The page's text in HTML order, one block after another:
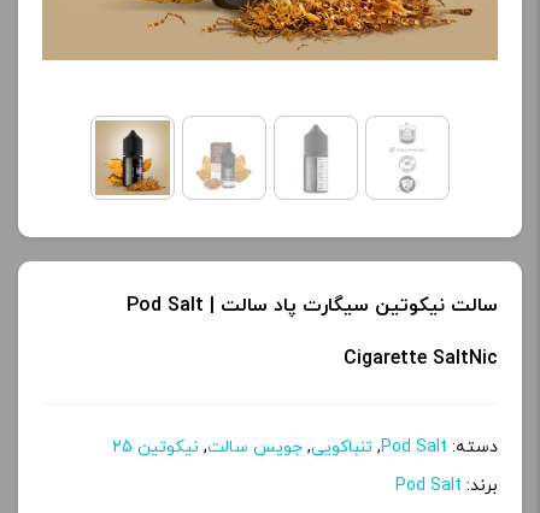
قیمت: 13 ساعت پیش
تمامی قیمت ها بروز
افزودن به سبد خرید
هستند.
افزودن به سبد خرید
ک
سالت نیکوتین سیگارت پاد سالت | Pod Salt
Cigarette SaltNic
دسته: Pod Salt
, تنباکویی, جویس سالت, نیکوتین 25
برند: Pod Salt